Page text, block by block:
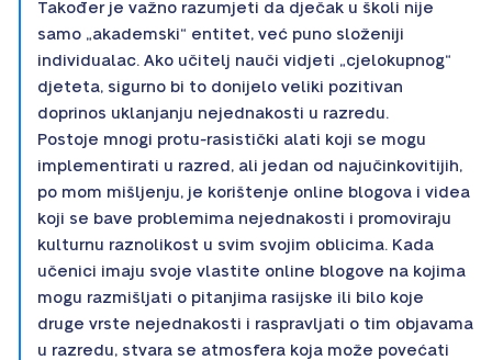
Također je važno razumjeti da dječak u školi nije
samo „akademski“ entitet, već puno složeniji
individualac. Ako učitelj nauči vidjeti „cjelokupnog“
djeteta, sigurno bi to donijelo veliki pozitivan
doprinos uklanjanju nejednakosti u razredu.
Postoje mnogi protu-rasistički alati koji se mogu
implementirati u razred, ali jedan od najučinkovitijih,
po mom mišljenju, je korištenje online blogova i videa
koji se bave problemima nejednakosti i promoviraju
kulturnu raznolikost u svim svojim oblicima. Kada
učenici imaju svoje vlastite online blogove na kojima
mogu razmišljati o pitanjima rasijske ili bilo koje
druge vrste nejednakosti i raspravljati o tim objavama
u razredu, stvara se atmosfera koja može povećati